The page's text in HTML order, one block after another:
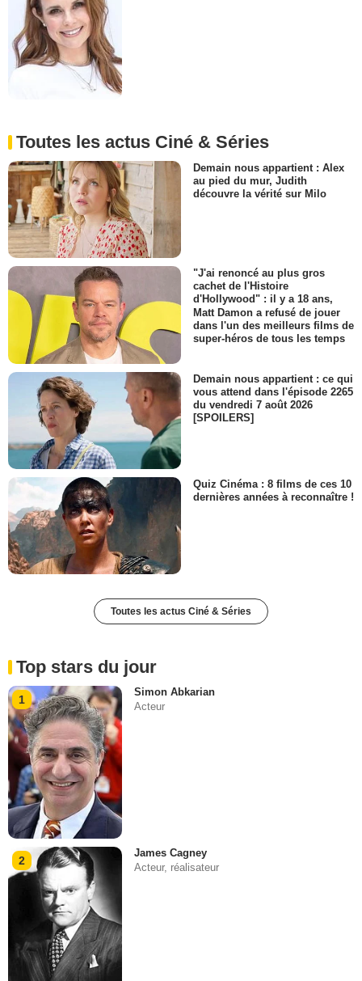
Toutes les actus Ciné & Séries
Demain nous appartient : Alex
au pied du mur, Judith
découvre la vérité sur Milo
"J'ai renoncé au plus gros
cachet de l'Histoire
d'Hollywood" : il y a 18 ans,
Matt Damon a refusé de jouer
dans l'un des meilleurs films de
super-héros de tous les temps
Demain nous appartient : ce qui
vous attend dans l'épisode 2265
du vendredi 7 août 2026
[SPOILERS]
Quiz Cinéma : 8 films de ces 10
dernières années à reconnaître !
Toutes les actus Ciné & Séries
Top stars du jour
1
Simon Abkarian
Acteur
2
James Cagney
Acteur, réalisateur